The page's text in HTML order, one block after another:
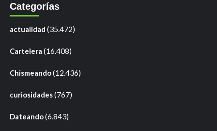
Categorías
actualidad (35.472)
Cartelera (16.408)
Chismeando(12.436)
curiosidades(767)
Dateando(6.843)